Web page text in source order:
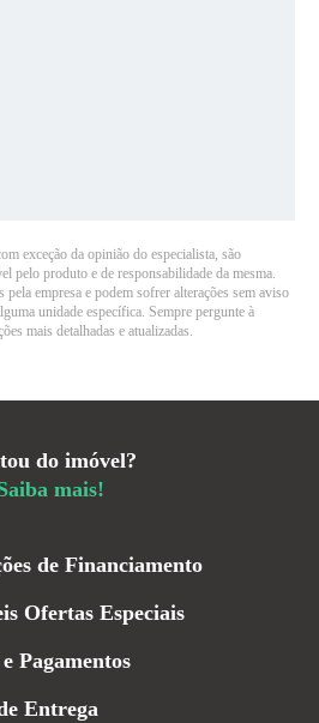
exceção da opinião do especialista, são
pelo produto e de responsabilidade da mesma.
empresa e podem sofrer alterações sem aviso
unidade específica. Sempre pergunte à
mais detalhadas e atualizadas.
do imóvel?
mais!
de Financiamento
Ofertas Especiais
Pagamentos
Entrega